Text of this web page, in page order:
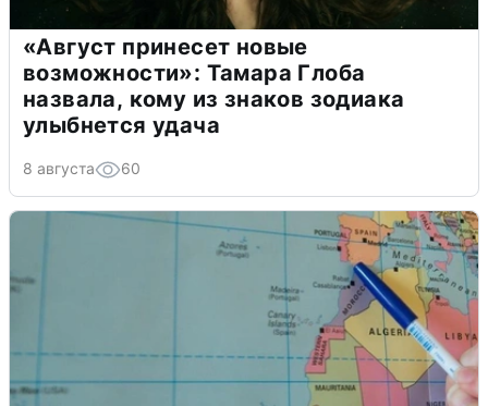
«Август принесет новые
возможности»: Тамара Глоба
назвала, кому из знаков зодиака
улыбнется удача
8 августа 60